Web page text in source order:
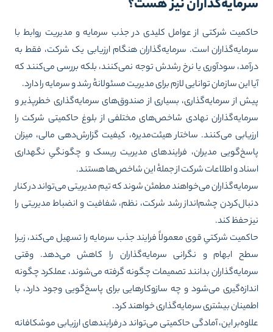
نیز هست؟
شرکتی از عوامل کلیدی در جذب سرمایه و مدیریت روابط با
است. سرمایه‌گذاران هنگام ارزیابی یک شرکت، فقط به
سودآوری یا نرخ رشدش توجه نمی‌کنند، بلکه بررسی می‌کنند که
این سازمان توانایی لازم برای مدیریت مسئولانهٔ رشد و سرمایه را دارد.
از سرمایه‌گذاری، بسیاری از صندوق‌های سرمایه‌گذاری خطرپذیر و
نهادی شاخص‌های مختلفی از بلوغ حاکمیتی شرکت را
می‌کنند. ساختار هیئت‌مدیره، کیفیت گزارش‌دهی مالی، میزان
مدیران، فرایندهای مدیریت ریسک و چگونگیِ نگهداری
و اطلاعات شرکت از جملهٔ این شاخص‌ها هستند.
می‌خواهند مطمئن شوند که تیم مدیریتی می‌تواند در کنار
چشم‌انداز رشد شرکت، نظم، شفافیت و انضباط مدیریتی را
حفظ کند.
شرکتیِ قوی معمولاً فرایند جذب سرمایه را تسهیل می‌کند، زیرا
ابهام و نگرانی سرمایه‌گذاران را کاهش می‌دهد. وقتی
بدانند تصمیمات چگونه گرفته می‌شوند، عملکرد چگونه
می‌شود و چه سازوکارهایی برای پاسخ‌گویی وجود دارد، با
بیشتری سرمایه‌گذاری خواهند کرد.
این، آمادگی حاکمیتی می‌تواند در فرایندهای ارزیابی موشکافانه